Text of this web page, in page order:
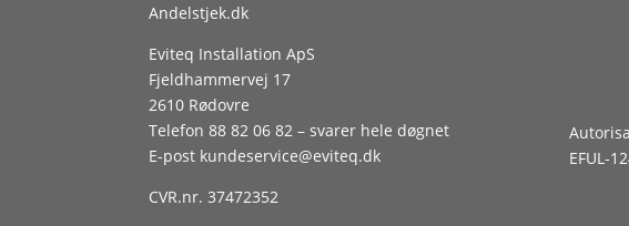
Andelstjek.dk
Eviteq Installation ApS
Fjeldhammervej 17
2610 Rødovre
Telefon88 82 06 82 – svarer hele døgnet
E-post kundeservice@eviteq.dk
CVR.nr. 37472352
EFUL-